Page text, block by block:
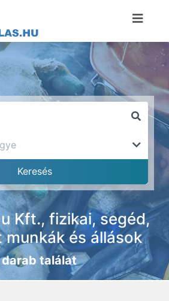
Kft., fizikai, segéd,
és állások
darab találat